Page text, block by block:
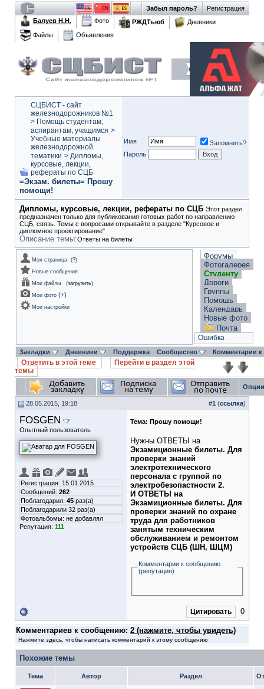
Регистрация
Забыл пароль?
Балуев Н.Н.
Фото РЖДТьюб
Дневники
Файлы
Объявления
СЦБИСТ - сайт
железнодорожников №1
> Помощь студентам,
аспирантам, учащимся >
Учебные материалы
железнодорожной
тематики > Дипломы,
курсовые, лекции,
рефераты по СЦБ
=Экзам. билеты= Прошу
помощи!
Имя
Запомнить?
Пароль
Дипломы, курсовые, лекции, рефераты по СЦБ Этот раздел
предназначен только для публикования готовых работ по направлению
СЦБ, связь. Темы с вопросами открывайте в разделе "Курсовое и
дипломное проектирование"
Описание темы:Ответы на билеты
Моя страница (?)
Новые сообщения
Мои файлы
(загрузить)
Мои фото (+)
Мои настройки
Форумы
Фотогалерея
Студенту
Дороги
Группы
Помощь
Календарь
Новые фото
Почта
Ошибка
Закладки Дневники Поддержка Сообщество Комментарии
Ответить в этой теме
Перейти в раздел этой
темы
28.05.2015, 19:18 #1 (ссылка)
FOSGEN
Опытный пользователь
Регистрация: 15.01.2015
Сообщений: 262
Поблагодарил: 45 раз(а)
Поблагодарили 32 раз(а)
Фотоальбомы: не добавлял
Репутация: 111
Тема: Прошу помощи!
Нужны ОТВЕТЫ на
Экзамиционные билеты. Для
проверки знаний
электротехнического
персонала с группой по
электробезопастности 2.
И ОТВЕТЫ на
Экзамиционные билеты. Для
проверки знаний по охране
труда для работников
занятым техническим
обслуживанием и ремонтом
устройств СЦБ (ШН, ШЦМ)
Комментарии к сообщению
(репутация)
Цитировать 0
Комментариев к сообщению: 2 (нажмите, чтобы увидеть)
Нажмите здесь, чтобы написать комментарий к этому сообщению
Похожие темы
Тема Автор Раздел